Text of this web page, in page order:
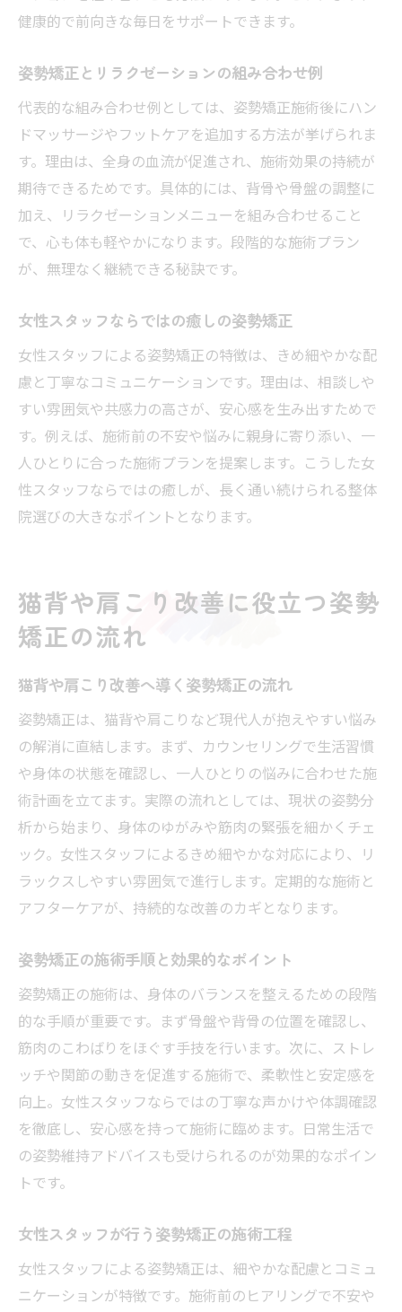
健康的で前向きな毎日をサポートできます。
姿勢矯正とリラクゼーションの組み合わせ例
代表的な組み合わせ例としては、姿勢矯正施術後にハン
ドマッサージやフットケアを追加する方法が挙げられま
す。理由は、全身の血流が促進され、施術効果の持続が
期待できるためです。具体的には、背骨や骨盤の調整に
加え、リラクゼーションメニューを組み合わせること
で、心も体も軽やかになります。段階的な施術プラン
が、無理なく継続できる秘訣です。
女性スタッフならではの癒しの姿勢矯正
女性スタッフによる姿勢矯正の特徴は、きめ細やかな配
慮と丁寧なコミュニケーションです。理由は、相談しや
すい雰囲気や共感力の高さが、安心感を生み出すためで
す。例えば、施術前の不安や悩みに親身に寄り添い、一
人ひとりに合った施術プランを提案します。こうした女
性スタッフならではの癒しが、長く通い続けられる整体
院選びの大きなポイントとなります。
猫背や肩こり改善に役立つ姿勢
矯正の流れ
猫背や肩こり改善へ導く姿勢矯正の流れ
姿勢矯正は、猫背や肩こりなど現代人が抱えやすい悩み
の解消に直結します。まず、カウンセリングで生活習慣
や身体の状態を確認し、一人ひとりの悩みに合わせた施
術計画を立てます。実際の流れとしては、現状の姿勢分
析から始まり、身体のゆがみや筋肉の緊張を細かくチェ
ック。女性スタッフによるきめ細やかな対応により、リ
ラックスしやすい雰囲気で進行します。定期的な施術と
アフターケアが、持続的な改善のカギとなります。
姿勢矯正の施術手順と効果的なポイント
姿勢矯正の施術は、身体のバランスを整えるための段階
的な手順が重要です。まず骨盤や背骨の位置を確認し、
筋肉のこわばりをほぐす手技を行います。次に、ストレ
ッチや関節の動きを促進する施術で、柔軟性と安定感を
向上。女性スタッフならではの丁寧な声かけや体調確認
を徹底し、安心感を持って施術に臨めます。日常生活で
の姿勢維持アドバイスも受けられるのが効果的なポイン
トです。
女性スタッフが行う姿勢矯正の施術工程
女性スタッフによる姿勢矯正は、細やかな配慮とコミュ
ニケーションが特徴です。施術前のヒアリングで不安や